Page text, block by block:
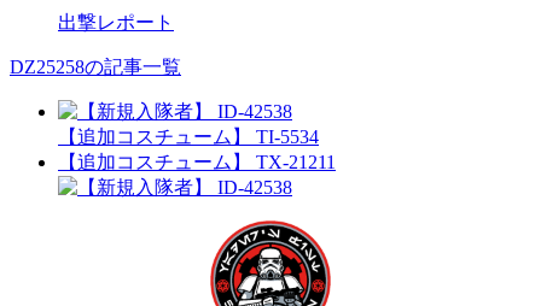
出撃レポート
DZ25258の記事一覧
【追加コスチューム】 TI-5534
【追加コスチューム】 TX-21211